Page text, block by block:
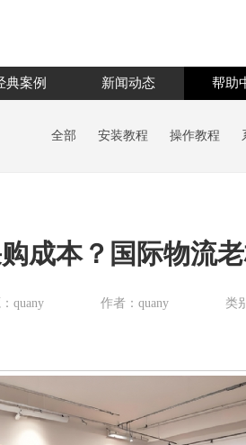
典案例 新闻动态 帮助
全部 安装教程 操作教程
成本？国际物流
quany 作者：quany 类